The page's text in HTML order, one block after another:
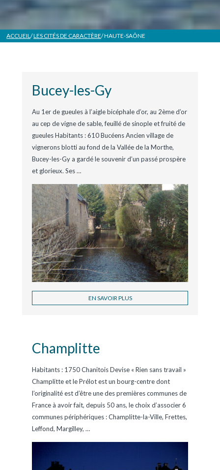
ACCUEIL/LES CITÉS DE CARACTÈRE/ HAUTE-SAÔNE
Bucey-les-Gy
Au 1er de gueules à l’aigle bicéphale d’or, au 2ème d’or
au cep de vigne de sable, feuillé de sinople et fruité de
gueules Habitants : 610 Bucéens Ancien village de
vignerons blotti au fond de la Vallée de la Morthe,
Bucey-les-Gy a gardé le souvenir d’un passé prospère
et glorieux. Ses…
EN SAVOIR PLUS
Champlitte
Habitants : 1750 Chanitois Devise « Rien sans travail »
Champlitte et le Prélot est un bourg-centre dont
l’originalité est d’être une des premières communes de
France à avoir fait, depuis 50 ans, le choix d’associer 6
communes périphériques : Champlitte-la-Ville, Frettes,
Leffond, Margilley, …